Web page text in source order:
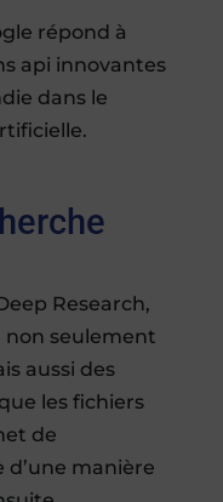
Research,
non seulement
aussi des
les fichiers
de
manière